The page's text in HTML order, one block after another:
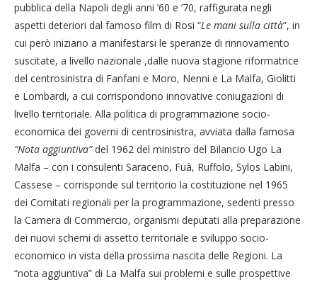
pubblica della Napoli degli anni ’60 e ’70, raffigurata negli
aspetti deteriori dal famoso film di Rosi “Le mani sulla città”, in
cui però iniziano a manifestarsi le speranze di rinnovamento
suscitate, a livello nazionale ,dalle nuova stagione riformatrice
del centrosinistra di Fanfani e Moro, Nenni e La Malfa, Giolitti
e Lombardi, a cui corrispondono innovative coniugazioni di
livello territoriale. Alla politica di programmazione socio-
economica dei governi di centrosinistra, avviata dalla famosa
“Nota aggiuntiva”del 1962 del ministro del Bilancio Ugo La
Malfa – con i consulenti Saraceno, Fuà, Ruffolo, Sylos Labini,
Cassese – corrisponde sul territorio la costituzione nel 1965
dei Comitati regionali per la programmazione, sedenti presso
la Camera di Commercio, organismi deputati alla preparazione
dei nuovi schemi di assetto territoriale e sviluppo socio-
economico in vista della prossima nascita delle Regioni. La
“nota aggiuntiva” di La Malfa sui problemi e sulle prospettive